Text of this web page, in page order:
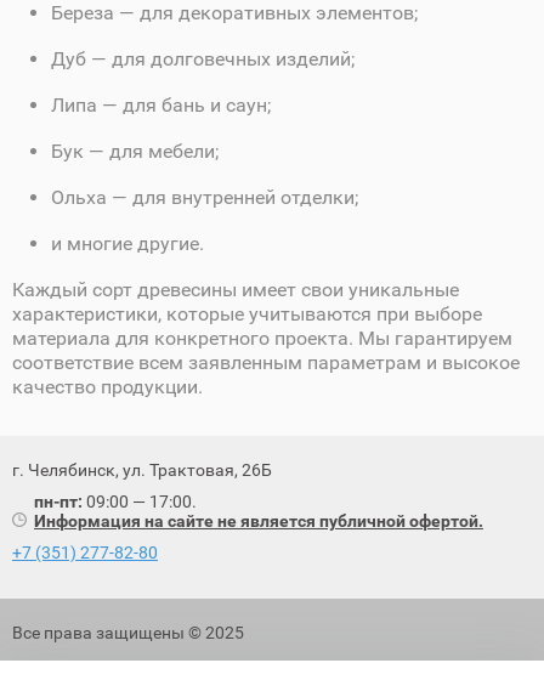
Береза — для декоративных элементов;
Дуб — для долговечных изделий;
Липа — для бань и саун;
Бук — для мебели;
Ольха — для внутренней отделки;
и многие другие.
Каждый сорт древесины имеет свои уникальные
характеристики, которые учитываются при выборе
материала для конкретного проекта. Мы гарантируем
соответствие всем заявленным параметрам и высокое
качество продукции.
г. Челябинск, ул. Трактовая, 26Б
пн-пт: 09:00 — 17:00.
Информация на сайте не является публичной офертой.
+7 (351) 277-82-80
Все права защищены © 2025